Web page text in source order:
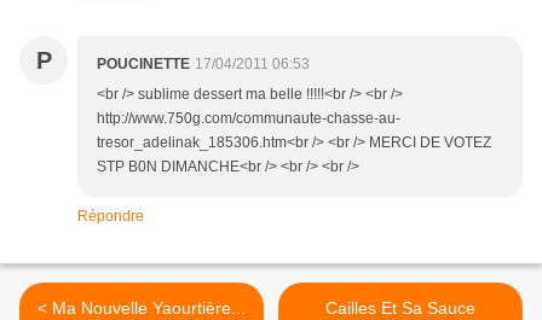
P POUCINETTE 17/04/2011 06:53
<br /> sublime dessert ma belle !!!!!<br /> <br />
http://www.750g.com/communaute-chasse-au-
tresor_adelinak_185306.htm<br /> <br /> MERCI DE VOTEZ
STP B0N DIMANCHE<br /> <br /> <br />
Répondre
< Ma Nouvelle Yaourtière...
Cailles Et Sa Sauce